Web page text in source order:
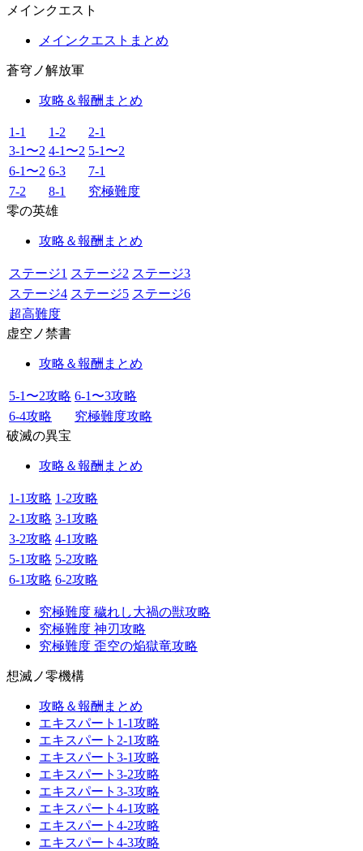
メインクエスト
メインクエストまとめ
蒼穹ノ解放軍
攻略＆報酬まとめ
1-1 1-2
2-1
3-1〜2 4-1〜2 5-1〜2
6-1〜2 6-3
7-1
7-2
8-1
究極難度
零の英雄
攻略＆報酬まとめ
ステージ1 ステージ2 ステージ3
ステージ4 ステージ5 ステージ6
超高難度
虚空ノ禁書
攻略＆報酬まとめ
5-1〜2攻略 6-1〜3攻略
6-4攻略
究極難度攻略
破滅の異宝
攻略＆報酬まとめ
1-1攻略 1-2攻略
2-1攻略 3-1攻略
3-2攻略 4-1攻略
5-1攻略 5-2攻略
6-1攻略 6-2攻略
究極難度 穢れし大禍の獣攻略
究極難度 神刃攻略
究極難度 歪空の焔獄竜攻略
想滅ノ零機構
攻略＆報酬まとめ
エキスパート1-1攻略
エキスパート2-1攻略
エキスパート3-1攻略
エキスパート3-2攻略
エキスパート3-3攻略
エキスパート4-1攻略
エキスパート4-2攻略
エキスパート4-3攻略